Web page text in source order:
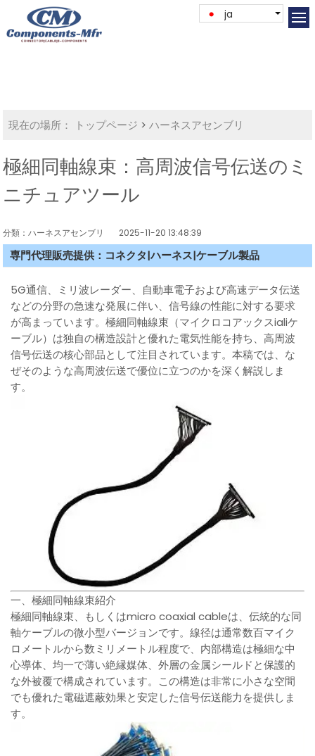
ja
現在の場所： トップページ >ハーネスアセンブリ
極細同軸線束：高周波信号伝送のミ
ニチュアツール
分類：ハーネスアセンブリ 2025-11-20 13:48:39
専門代理販売提供：コネクタ|ハーネス|ケーブル製品
5G通信、ミリ波レーダー、自動車電子および高速データ伝送
などの分野の急速な発展に伴い、信号線の性能に対する要求
が高まっています。極細同軸線束（マイクロコアックスialiケ
ーブル）は独自の構造設計と優れた電気性能を持ち、高周波
信号伝送の核心部品として注目されています。本稿では、な
ぜそのような高周波伝送で優位に立つのかを深く解説しま
す。
一、極細同軸線束紹介
極細同軸線束、もしくはmicro coaxial cableは、伝統的な同
軸ケーブルの微小型バージョンです。線径は通常数百マイク
ロメートルから数ミリメートル程度で、内部構造は極細な中
心導体、均一で薄い絶縁媒体、外層の金属シールドと保護的
な外被覆で構成されています。この構造は非常に小さな空間
でも優れた電磁遮蔽効果と安定した信号伝送能力を提供しま
す。